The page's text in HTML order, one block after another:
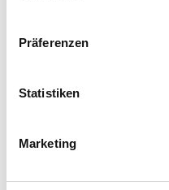
Präferenzen
Statistiken
Marketing